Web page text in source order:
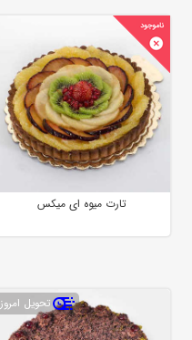
تارت میوه ای میکس
تحویل امروز